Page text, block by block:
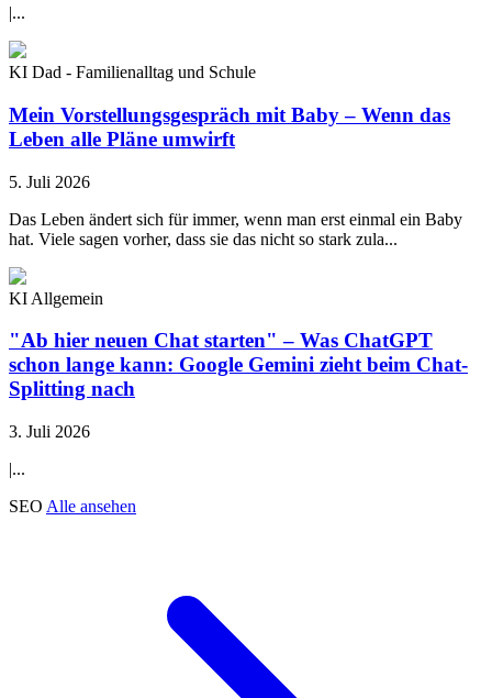
|...
KI Dad - Familienalltag und Schule
Mein Vorstellungsgespräch mit Baby – Wenn das
Leben alle Pläne umwirft
5. Juli 2026
Das Leben ändert sich für immer, wenn man erst einmal ein Baby
hat. Viele sagen vorher, dass sie das nicht so stark zula...
KI Allgemein
"Ab hier neuen Chat starten" – Was ChatGPT
schon lange kann: Google Gemini zieht beim Chat-
Splitting nach
3. Juli 2026
|...
SEO Alle ansehen